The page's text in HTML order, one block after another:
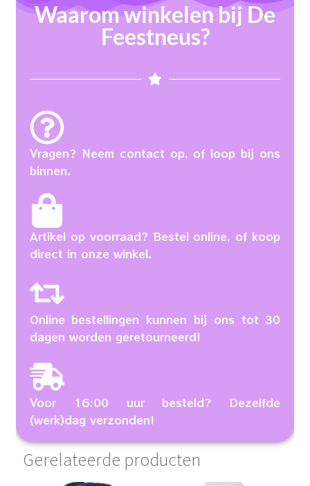
Waarom winkelen bij De
Feestneus?
Vragen? Neem contact op, of loop bij ons
binnen.
Artikel op voorraad? Bestel online, of koop
direct in onze winkel.
Online bestellingen kunnen bij ons tot 30
dagen worden geretourneerd!
Voor 16:00 uur besteld? Dezelfde
(werk)dag verzonden!
Gerelateerde producten